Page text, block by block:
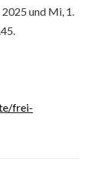
und Mi, 1.
frei-